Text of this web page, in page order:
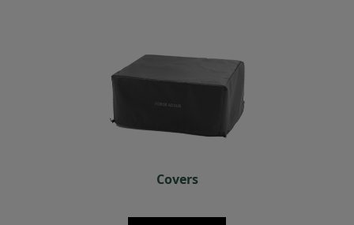
Covers